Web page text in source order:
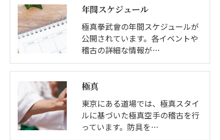
年間スケジュール
極真拳武會の年間スケジュールが
公開されています。各イベントや
稽古の詳細な情報が…
極真
東京にある道場では、極真スタイ
ルに基づいた極真空手の稽古を行
っています。防具を…